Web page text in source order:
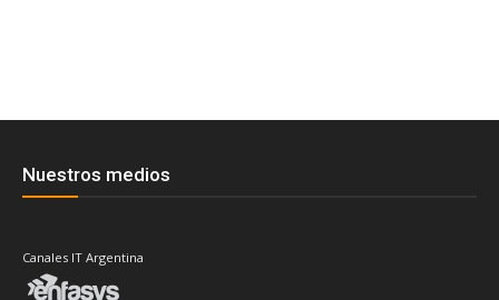
Nuestros medios
Canales IT Argentina